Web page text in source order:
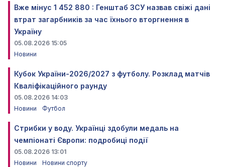
Вже мінус 1 452 880 : Генштаб ЗСУ назвав свіжі дані
втрат загарбників за час їхнього вторгнення в
Україну
05.08.2026 15:05
Новини
Кубок України-2026/2027 з футболу. Розклад матчів
Кваліфікаційного раунду
05.08.2026 14:03
Новини
Футбол
Стрибки у воду. Українці здобули медаль на
чемпіонаті Європи: подробиці події
05.08.2026 13:01
Новини
Новини спорту